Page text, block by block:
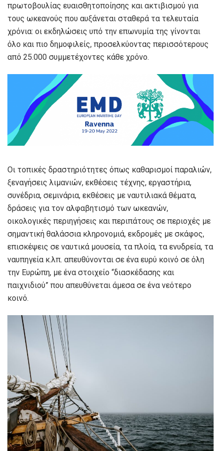
πρωτοβουλίας ευαισθητοποίησης και ακτιβισμού για
τους ωκεανούς που αυξάνεται σταθερά τα τελευταία
χρόνια: οι εκδηλώσεις υπό την επωνυμία της γίνονται
όλο και πιο δημοφιλείς, προσελκύοντας περισσότερους
από 25.000 συμμετέχοντες κάθε χρόνο.
Οι τοπικές δραστηριότητες όπως καθαρισμοί παραλιών,
ξεναγήσεις λιμανιών, εκθέσεις τέχνης, εργαστήρια,
συνέδρια, σεμινάρια, εκθέσεις με ναυτιλιακά θέματα,
δράσεις για τον αλφαβητισμό των ωκεανών,
οικολογικές περιηγήσεις και περιπάτους σε περιοχές με
σημαντική θαλάσσια κληρονομιά, εκδρομές με σκάφος,
επισκέψεις σε ναυτικά μουσεία, τα πλοία, τα ενυδρεία, τα
ναυπηγεία κ.λπ. απευθύνονται σε ένα ευρύ κοινό σε όλη
την Ευρώπη, με ένα στοιχείο “διασκέδασης και
παιχνιδιού” που απευθύνεται άμεσα σε ένα νεότερο
κοινό.